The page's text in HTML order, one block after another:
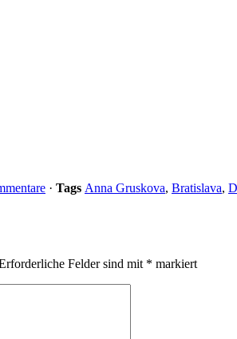
· Tags Anna Gruskova, Bratislava,
Felder sind mit * markiert